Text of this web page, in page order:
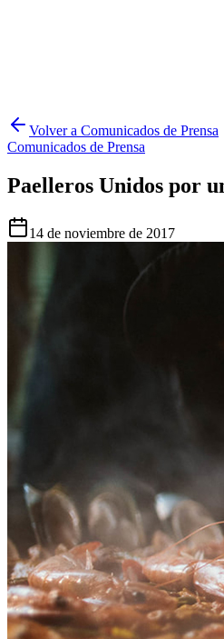
Volver a Comunicados de Prensa
Comunicados de Prensa
Paelleros Unidos por
14 de noviembre de 2017